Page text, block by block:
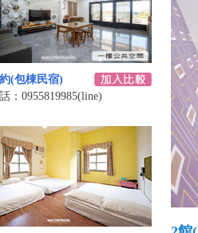
(包棟民宿)
：0955819985(line)